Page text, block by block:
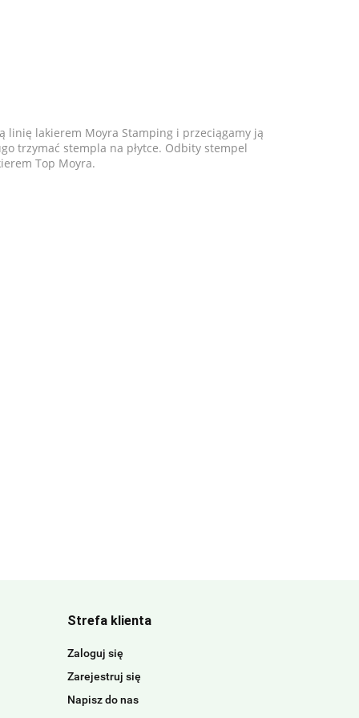
linię lakierem Moyra Stamping i przeciągamy ją
trzymać stempla na płytce. Odbity stempel
Top Moyra.
Strefa klienta
Zaloguj się
Zarejestruj się
Napisz do nas